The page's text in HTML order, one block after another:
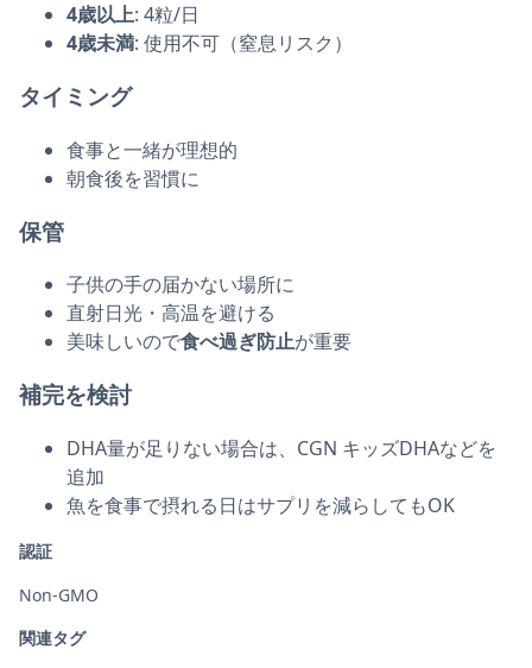
4歳以上: 4粒/日
4歳未満: 使用不可（窒息リスク）
タイミング
食事と一緒が理想的
朝食後を習慣に
保管
子供の手の届かない場所に
直射日光・高温を避ける
美味しいので食べ過ぎ防止が重要
補完を検討
DHA量が足りない場合は、CGN キッズDHAなどを
追加
魚を食事で摂れる日はサプリを減らしてもOK
認証
Non-GMO
関連タグ